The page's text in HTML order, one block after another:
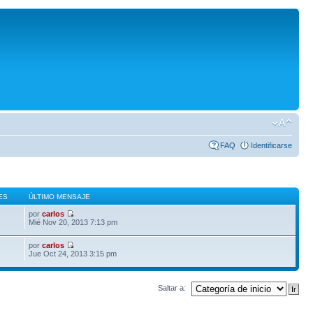
FAQ Identificarse
ÚLTIMO MENSAJE
porcarlos
Mié Nov 20, 2013 7:13 pm
porcarlos
Jue Oct 24, 2013 3:15 pm
Saltar a: